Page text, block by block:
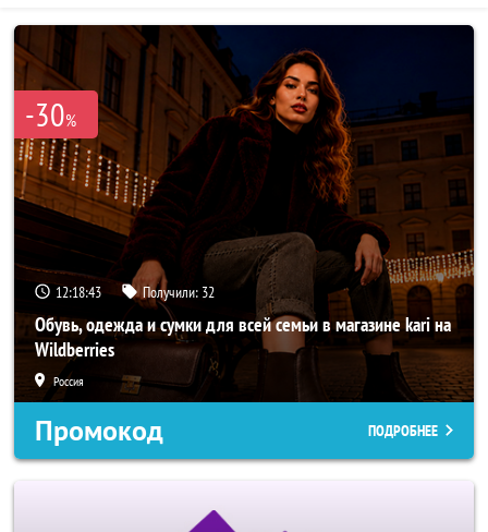
-30%
12:18:41 Получили: 32
Обувь, одежда и сумки для всей семьи в магазине kari на
Wildberries
Россия
Промокод ПОДРОБНЕЕ